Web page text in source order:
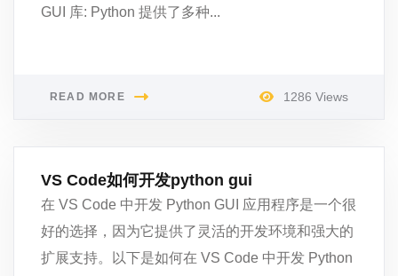
GUI 库: Python 提供了多种...
READ MORE 1286 Views
VS Code如何开发python gui
在 VS Code 中开发 Python GUI 应用程序是一个很
好的选择，因为它提供了灵活的开发环境和强大的
扩展支持。以下是如何在 VS Code 中开发 Python